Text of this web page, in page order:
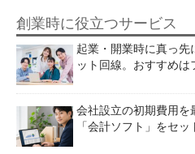
創業時に役立つサービス
起業・開業時に真っ先
ット回線。おすすめは
会社設立の初期費用を
「会計ソフト」をセ